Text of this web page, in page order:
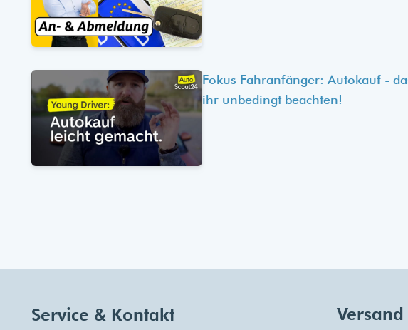
Fokus Fahranfänger: Autokauf -
ihr unbedingt beachten!
Service & Kontakt Versand